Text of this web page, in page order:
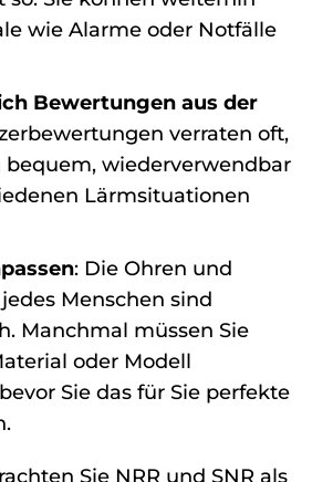
wie Alarme oder Notfälle
Bewertungen aus der
verraten oft,
bequem, wiederverwendbar
Lärmsituationen
: Die Ohren und
Menschen sind
Manchmal müssen Sie
oder Modell
Sie das für Sie perfekte
Sie NRR und SNR als